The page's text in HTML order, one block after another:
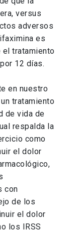
versus
adversos
es
el tratamiento
12 días.
en nuestro
tratamiento
de vida de
respalda la
como
el dolor
con
de los
el dolor
los IRSS